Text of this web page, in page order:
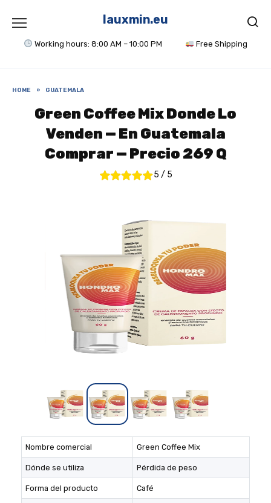
content
lauxmin.eu
Working hours: 8:00 AM – 10:00 PM Free Shipping
HOME » GUATEMALA
Green Coffee Mix Donde Lo
Venden — En Guatemala
Comprar — Precio 269 Q
5 / 5
Nombre comercial Green Coffee Mix
Dónde se utiliza Pérdida de peso
Forma del producto Café